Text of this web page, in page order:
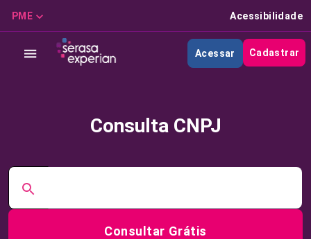
PME Acessibilidade
Acessar Cadastrar
Consulta CNPJ
Consultar Grátis